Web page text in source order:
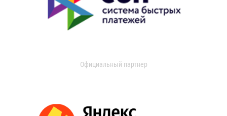
Официальный партнер